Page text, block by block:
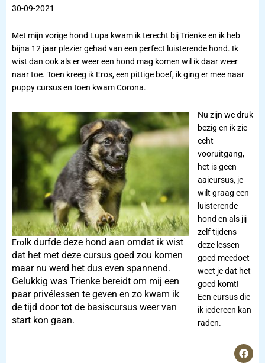
30-09-2021
Met mijn vorige hond Lupa kwam ik terecht bij Trienke en ik heb
bijna 12 jaar plezier gehad van een perfect luisterende hond. Ik
wist dan ook als er weer een hond mag komen wil ik daar weer
naar toe. Toen kreeg ik Eros, een pittige boef, ik ging er mee naar
puppy cursus en toen kwam Corona.
EroIk durfde deze hond aan omdat ik wist
dat het met deze cursus goed zou komen
maar nu werd het dus even spannend.
Gelukkig was Trienke bereidt om mij een
paar privélessen te geven en zo kwam ik
de tijd door tot de basiscursus weer van
start kon gaan.
Nu zijn we druk
bezig en ik zie
echt
vooruitgang,
het is geen
aaicursus, je
wilt graag een
luisterende
hond en als jij
zelf tijdens
deze lessen
goed meedoet
weet je dat het
goed komt!
Een cursus die
ik iedereen kan
raden.
F